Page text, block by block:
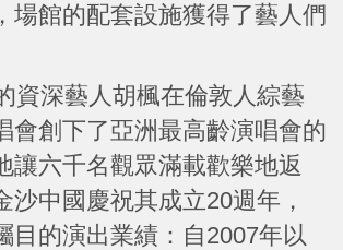
場館的配套設施獲得了藝人們
資深藝人胡楓在倫敦人綜藝
會創下了亞洲最高齡演唱會的
讓六千名觀眾滿載歡樂地返
沙中國慶祝其成立20週年，
目的演出業績：自2007年以